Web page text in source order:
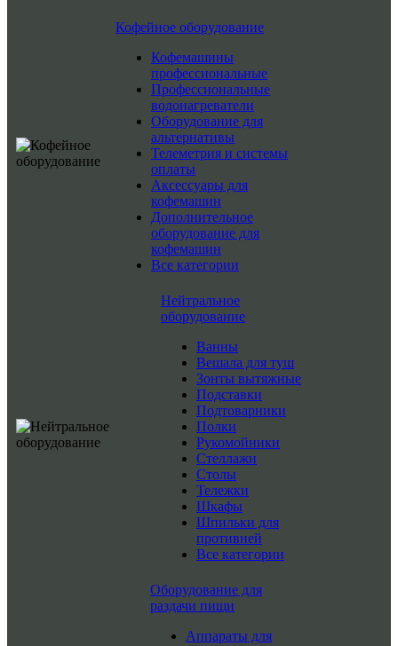
Кофейное оборудование
Кофемашины
профессиональные
Профессиональные
водонагреватели
Оборудование для
альтернативы
Телеметрия и системы
оплаты
Аксессуары для
кофемашин
Дополнительное
оборудование для
кофемашин
Все категории
Нейтральное
оборудование
Ванны
Вешала для туш
Зонты вытяжные
Подставки
Подтоварники
Полки
Рукомойники
Стеллажи
Столы
Тележки
Шкафы
Шпильки для
противней
Все категории
Оборудование для
раздачи пищи
Аппараты для